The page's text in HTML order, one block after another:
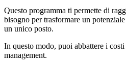
Questo programma ti permette di
bisogno per trasformare un
un unico posto.
In questo modo, puoi abbattere i
management.